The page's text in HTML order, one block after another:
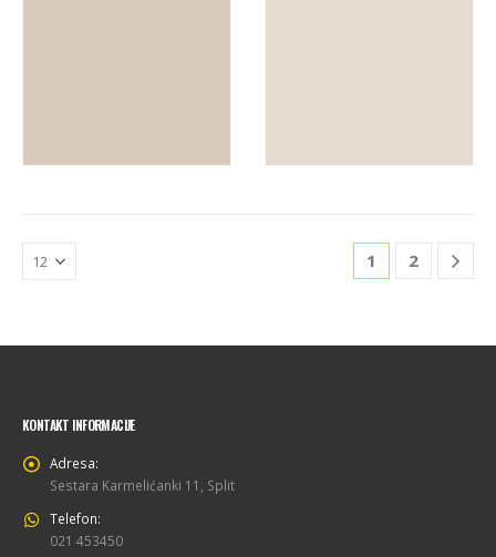
1 2
KONTAKT INFORMACIJE
Adresa:
Sestara Karmelićanki 11, Split
Telefon:
021 453450